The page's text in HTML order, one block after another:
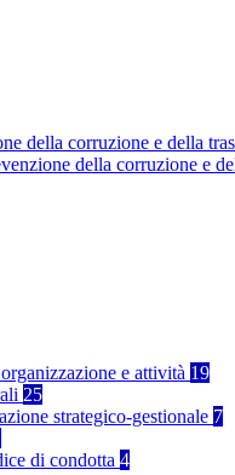
della corruzione e della
della corruzione e
e attività 19
25
strategico-gestionale 7
di condotta 4